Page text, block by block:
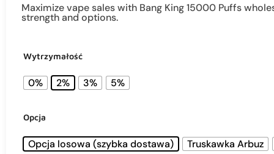
Maximize vape sales with Bang King 15000 Puffs
strength and options.
Wytrzymałość
0% 2% 3% 5%
Opcja
Opcja losowa (szybka dostawa)
Truskawka Arbuz